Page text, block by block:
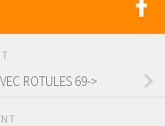
ROTULES 69->